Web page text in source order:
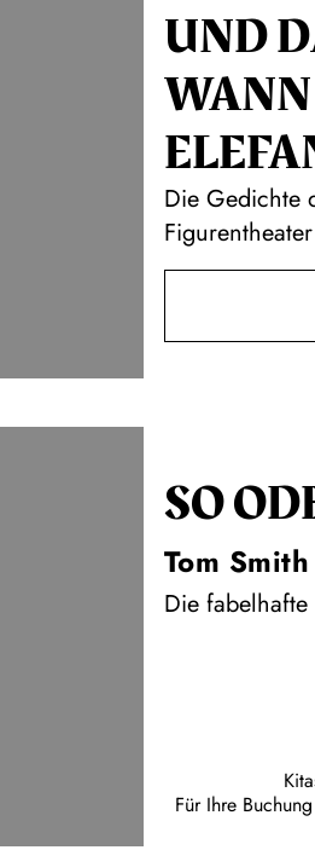
UND
WANN
Die Gedichte
SO
Tom
Die fabelhafte
Für Ihre